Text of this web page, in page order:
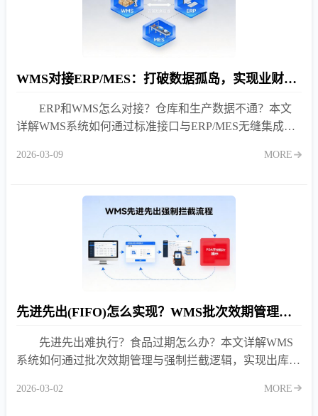
WMS对接ERP/MES：打破数据孤岛，实现业财一体化与生产联动
ERP和WMS怎么对接？仓库和生产数据不通？本文
详解WMS系统如何通过标准接口与ERP/MES无缝集成，
工录入错误。
2026-03-09 MORE
先进先出(FIFO)怎么实现？WMS批次效期管理与强制拦截逻辑
先进先出难执行？食品过期怎么办？本文详解WMS
系统如何通过批次效期管理与强制拦截逻辑，实现出库自
上。
2026-03-02 MORE